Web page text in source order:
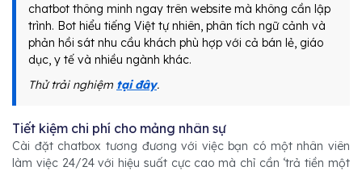
chatbot thông minh ngay trên website mà không cần lập
trình. Bot hiểu tiếng Việt tự nhiên, phân tích ngữ cảnh và
phản hồi sát nhu cầu khách phù hợp với cả bán lẻ, giáo
dục, y tế và nhiều ngành khác.
Thử trải nghiệm tại đây.
Tiết kiệm chi phí cho mảng nhân sự
Cài đặt chatbox tương đương với việc bạn có một nhân viên
làm việc 24/24 với hiệu suất cực cao mà chỉ cần ‘trả tiền một